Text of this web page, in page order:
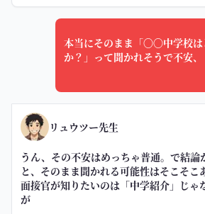
本当にそのまま「〇〇中学校
か？」って聞かれそうで不安、
リュウツー先生
うん、その不安はめっちゃ普通。で結論
と、そのまま聞かれる可能性はそこそこ
面接官が知りたいのは「中学紹介」じゃ
が